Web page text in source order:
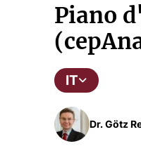
Piano
IT
Dr. Götz